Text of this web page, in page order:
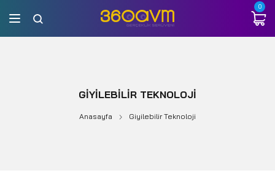
0
GIYILEBILIR TEKNOLOJI
Anasayfa Giyilebilir Teknoloji